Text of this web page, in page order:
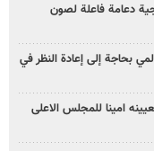
دعامة فاعلة لصون
بحاجة إلى إعادة النظر في
امينا للمجلس الاعلى